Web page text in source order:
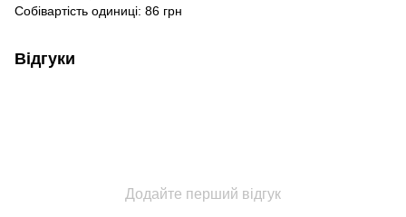
Собівартість одиниці: 86 грн
Відгуки
Додайте перший відгук